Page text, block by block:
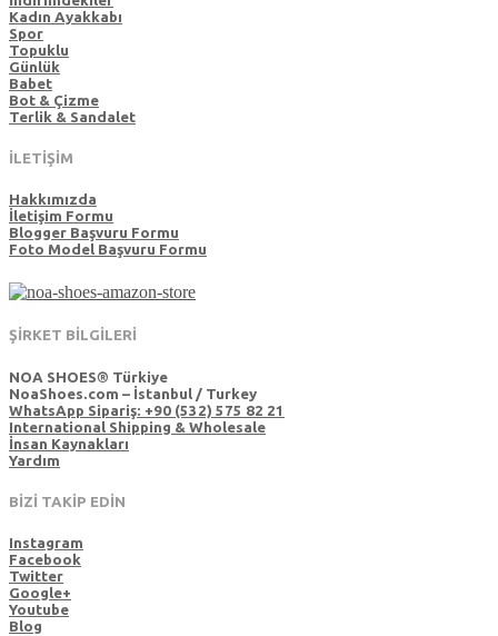
Kadın Ayakkabı
Spor
Topuklu
Günlük
Babet
Bot & Çizme
Terlik & Sandalet
İLETİŞİM
Hakkımızda
İletişim Formu
Blogger Başvuru Formu
Foto Model Başvuru Formu
ŞİRKET BİLGİLERİ
NOA SHOES® Türkiye
NoaShoes.com – İstanbul / Turkey
WhatsApp Sipariş: +90 (532) 575 82 21
International Shipping & Wholesale
İnsan Kaynakları
Yardım
BİZİ TAKİP EDİN
Instagram
Facebook
Twitter
Google+
Youtube
Blog